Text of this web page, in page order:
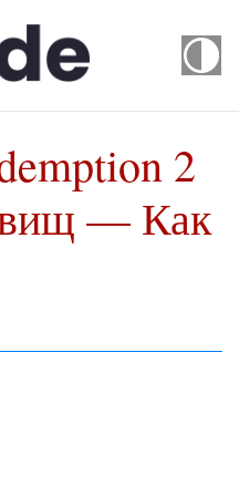
2
— Как